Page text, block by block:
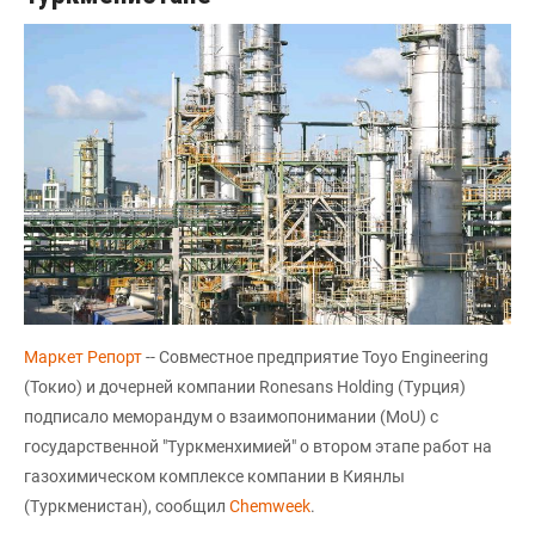
Маркет Репорт-- Совместное предприятие Toyo Engineering
(Токио) и дочерней компании Ronesans Holding (Турция)
подписало меморандум о взаимопонимании (MoU) с
государственной "Туркменхимией" о втором этапе работ на
газохимическом комплексе компании в Киянлы
(Туркменистан), сообщил Chemweek.